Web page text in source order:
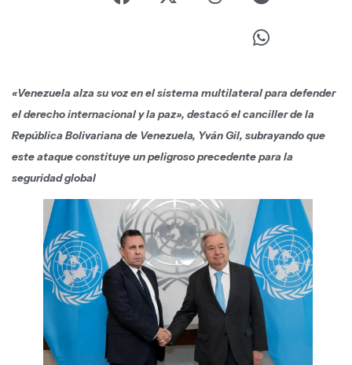
«Venezuela alza su voz en el sistema multilateral para defender
el derecho internacional y la paz», destacó el canciller de la
República Bolivariana de Venezuela, Yván Gil, subrayando que
este ataque constituye un peligroso precedente para la
seguridad global